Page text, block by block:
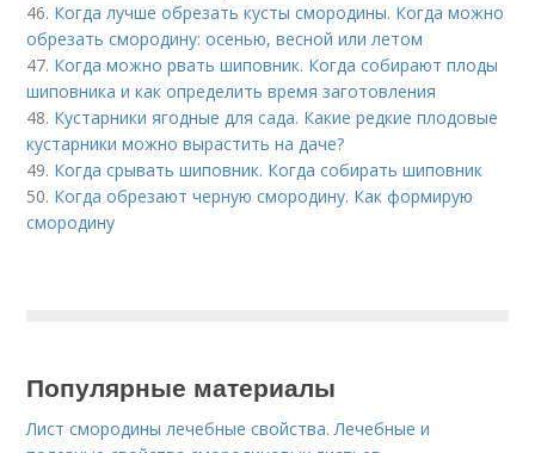
46. Когда лучше обрезать кусты смородины. Когда можно
обрезать смородину: осенью, весной или летом
47. Когда можно рвать шиповник. Когда собирают плоды
шиповника и как определить время заготовления
48. Кустарники ягодные для сада. Какие редкие плодовые
кустарники можно вырастить на даче?
49. Когда срывать шиповник. Когда собирать шиповник
50. Когда обрезают черную смородину. Как формирую
смородину
Популярные материалы
Лист смородины лечебные свойства. Лечебные и